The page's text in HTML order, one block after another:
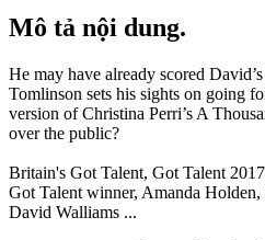
Mô tả nội dung.
He may have already scored
Tomlinson sets his sights on going
version of Christina Perri’s A
over the public?
Britain's Got Talent, Got Talent
Got Talent winner, Amanda
David Walliams ...